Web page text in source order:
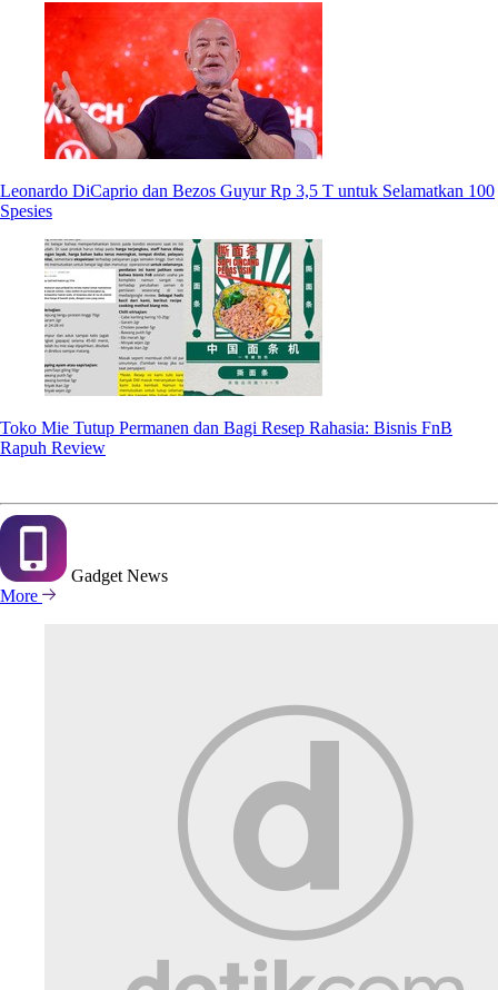
Leonardo DiCaprio dan Bezos Guyur Rp 3,5 T untuk Selamatkan 100
Spesies
Toko Mie Tutup Permanen dan Bagi Resep Rahasia: Bisnis FnB
Rapuh Review
Gadget News
More